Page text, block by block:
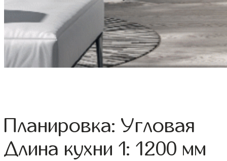
Планировка: Угловая
Длина кухни 1: 1200 мм